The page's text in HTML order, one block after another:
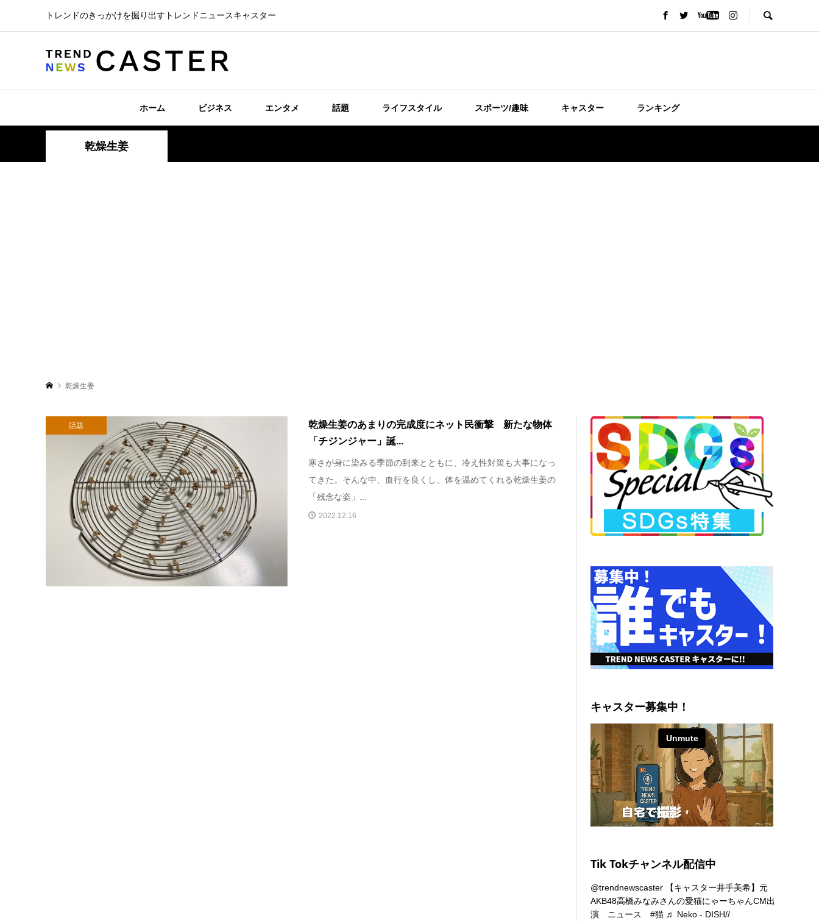
トレンドのきっかけを掘り出すトレンドニュースキャスター
ホーム ビジネス エンタメ 話題 ライフスタイル スポーツ/趣味 キャスター ランキング
乾燥生姜
乾燥生姜
話題
乾燥生姜のあまりの完成度にネット民衝撃 新たな物体
「チジンジャー」誕...
寒さが身に染みる季節の到来とともに、冷え性対策も大事になっ
てきた。そんな中、血行を良くし、体を温めてくれる乾燥生姜の
「残念な姿」...
2022.12.16
キャスター募集中！
Tik Tokチャンネル配信中
@trendnewscaster 【キャスター井手美希】元
AKB48高橋みなみさんの愛猫にゃーちゃんCM出
演 ニュース#猫 ♬ Neko - DISH//